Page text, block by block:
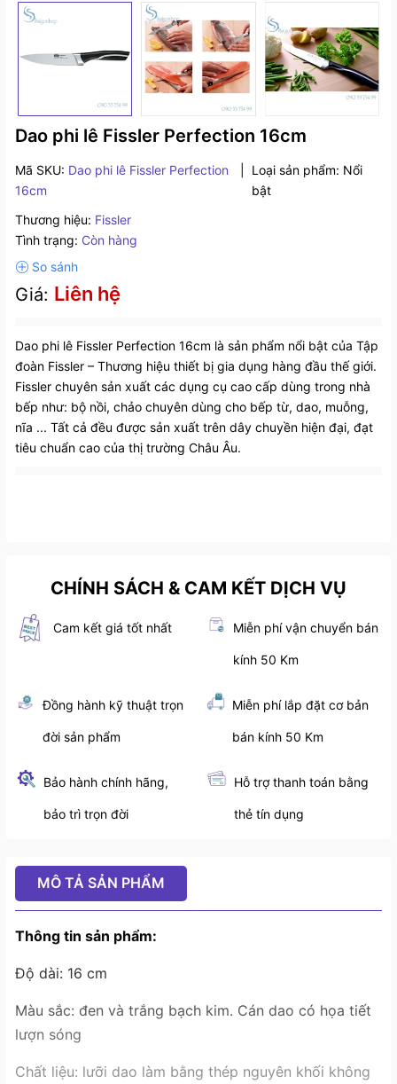
Dao phi lê Fissler Perfection 16cm
Mã SKU: Dao phi lê Fissler Perfection
16cm
Loại sản phẩm: Nổi
bật
Thương hiệu: Fissler
Tình trạng: Còn hàng
Giá: Liên hệ
Dao phi lê Fissler Perfection 16cm là sản phẩm nổi bật của Tập
đoàn Fissler – Thương hiệu thiết bị gia dụng hàng đầu thế giới.
Fissler chuyên sản xuất các dụng cụ cao cấp dùng trong nhà
bếp như: bộ nồi, chảo chuyên dùng cho bếp từ, dao, muỗng,
nĩa ... Tất cả đều được sản xuất trên dây chuyền hiện đại, đạt
tiêu chuẩn cao của thị trường Châu Âu.
CHÍNH SÁCH & CAM KẾT DỊCH VỤ
Cam kết giá tốt nhất Miễn phí vận chuyển bán
kính 50 Km
Đồng hành kỹ thuật trọn
đời sản phẩm
Miễn phí lắp đặt cơ bản
bán kính 50 Km
Bảo hành chính hãng,
bảo trì trọn đời
Hỗ trợ thanh toán bằng
thẻ tín dụng
MÔ TẢ SẢN PHẨM
Thông tin sản phẩm:
Độ dài: 16 cm
Màu sắc: đen và trắng bạch kim. Cán dao có họa tiết
lượn sóng
Chất liệu: lưỡi dao làm bằng thép nguyên khối không